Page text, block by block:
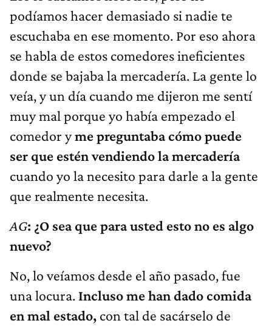
podíamos hacer demasiado si nadie te
escuchaba en ese momento. Por eso ahora
se habla de estos comedores ineficientes
donde se bajaba la mercadería. La gente lo
veía, y un día cuando me dijeron me sentí
muy mal porque yo había empezado el
comedor yme preguntaba cómo puede
ser que estén vendiendo la mercadería
cuando yo la necesito para darle a la gente
que realmente necesita.
AG: ¿O sea que para usted esto no es algo
nuevo?
No, lo veíamos desde el año pasado, fue
una locura. Incluso me han dado comida
en mal estado, con tal de sacárselo de